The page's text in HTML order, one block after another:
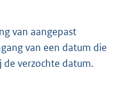
van aangepast
van een datum die
verzochte datum.